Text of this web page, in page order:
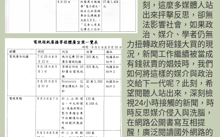
刻，這麼多媒體人站
出來抨擊反思，卻無
法影響社會，如果政
治、媒介、學者仍無
力扭轉政府砸錢大買的現
況，新聞工作繼續被當成
有錢就賣的娼妓時，我們
如何將這樣的媒介與政治
交給下一代呢？此刻，希
望閱聽人站出來，深刻檢
視24小時接觸的新聞，時
時反思媒介侵入與洗腦，
在網路公開書寫互相提
醒！廣泛閱讀國外網路的